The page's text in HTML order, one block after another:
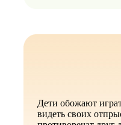
Дети обожают
видеть своих